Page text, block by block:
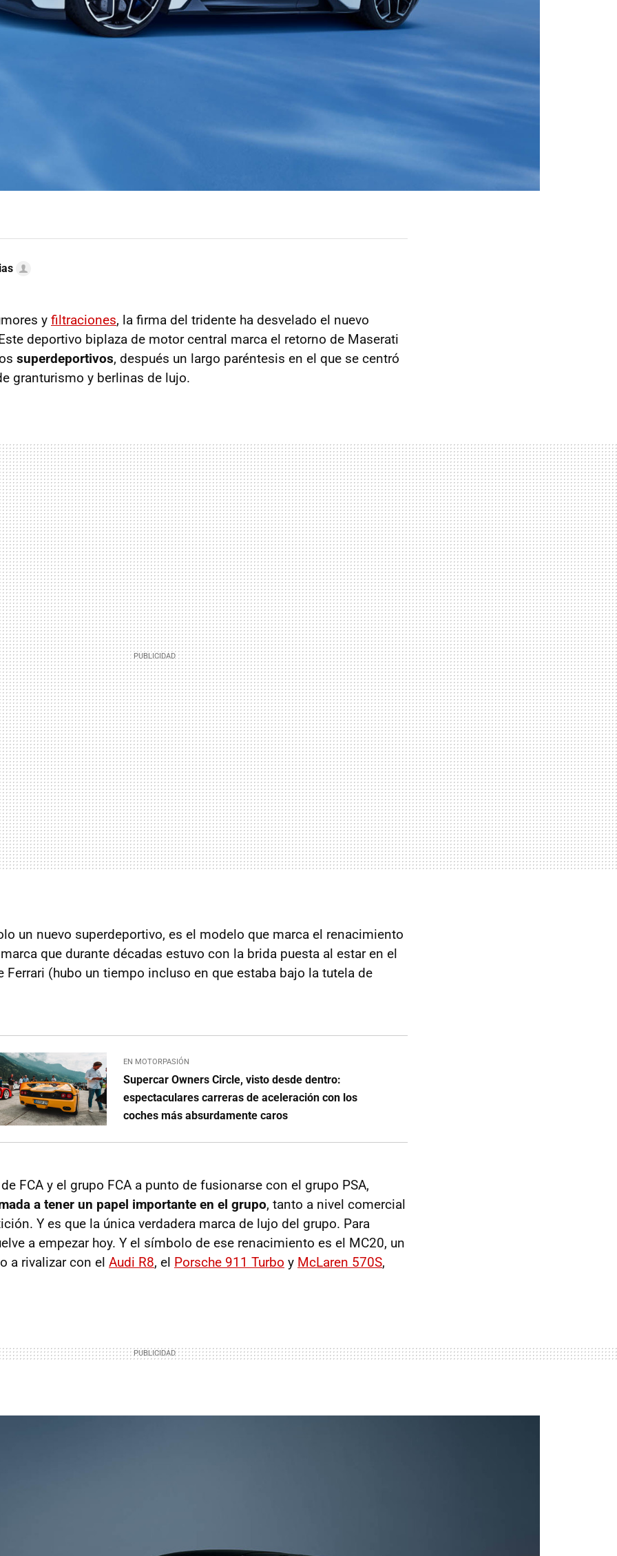
y filtraciones, la firma del tridente ha desvelado el nuevo
deportivo biplaza de motor central marca el retorno de Maserati
superdeportivos, después un largo paréntesis en el que se centró
granturismo y berlinas de lujo.
un nuevo superdeportivo, es el modelo que marca el renacimiento
que durante décadas estuvo con la brida puesta al estar en el
Ferrari (hubo un tiempo incluso en que estaba bajo la tutela de
EN MOTORPASIÓN
Supercar Owners Circle, visto desde dentro:
espectaculares carreras de aceleración con los
coches más absurdamente caros
FCA y el grupo FCA a punto de fusionarse con el grupo PSA,
a tener un papel importante en el grupo, tanto a nivel comercial
Y es que la única verdadera marca de lujo del grupo. Para
a empezar hoy. Y el símbolo de ese renacimiento es el MC20, un
a rivalizar con el Audi R8, el Porsche 911 Turbo y McLaren 570S,